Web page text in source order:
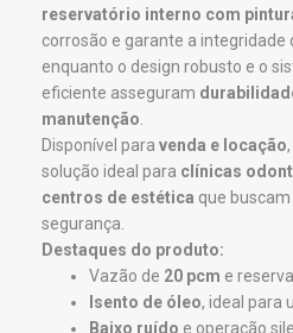
reservatório interno com
corrosão e garante a integridade
enquanto o design robusto e o
eficiente asseguram
manutenção
Disponível para venda e locação
solução ideal para clínicas
centros de estética que
segurança.
Destaques do produto:
Vazão de 20 pcm e
Isento de óleo, ideal para
Baixo ruído e operação